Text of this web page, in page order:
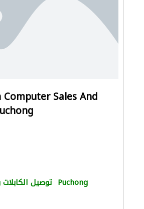
Sales And
توصيل Puchong